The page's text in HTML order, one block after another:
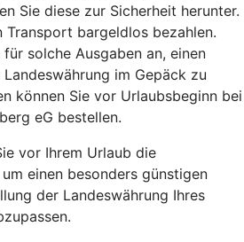
Sie diese zur Sicherheit herunter.
Transport bargeldlos bezahlen.
solche Ausgaben an, einen
im Gepäck zu
können Sie vor Urlaubsbeginn bei
eG bestellen.
vor Ihrem Urlaub die
einen besonders günstigen
der Landeswährung Ihres